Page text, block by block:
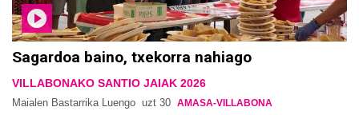
Sagardoa baino, txekorra nahiago
VILLABONAKO SANTIO JAIAK 2026
Maialen Bastarrika Luengo uzt 30 AMASA-VILLABONA